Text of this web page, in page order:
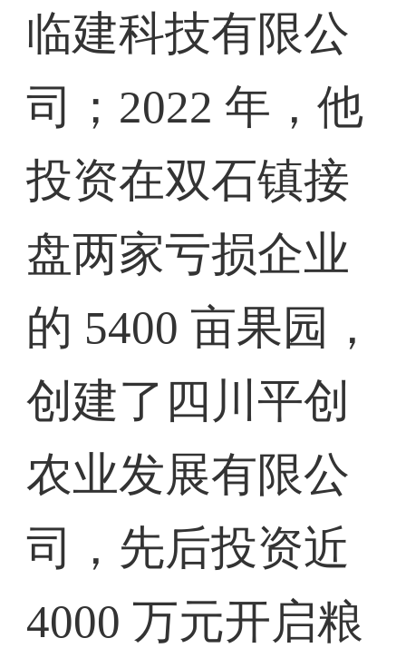
临建科技有限公
司；2022 年，他
投资在双石镇接
盘两家亏损企业
的 5400 亩果园，
创建了四川平创
农业发展有限公
司，先后投资近
4000 万元开启粮